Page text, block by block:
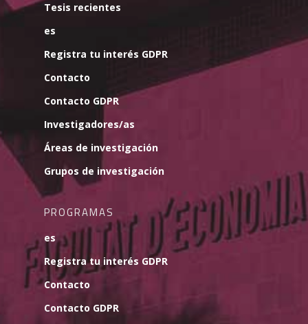
Tesis recientes
es
Registra tu interés GDPR
Contacto
Contacto GDPR
Investigadores/as
Áreas de investigación
Grupos de investigación
PROGRAMAS
es
Registra tu interés GDPR
Contacto
Contacto GDPR